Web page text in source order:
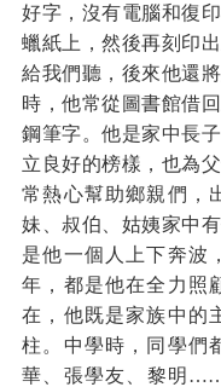
好字，沒有電腦和復
蠟紙上，然後再刻印
給我們聽，後來他還
時，他常從圖書館借
鋼筆字。他是家中長
立良好的榜樣，也為
常熱心幫助鄉親們，
妹、叔伯、姑姨家中
是他一個人上下奔波
年，都是他在全力照
在，他既是家族中的
柱。中學時，同學們
華、張學友、黎明